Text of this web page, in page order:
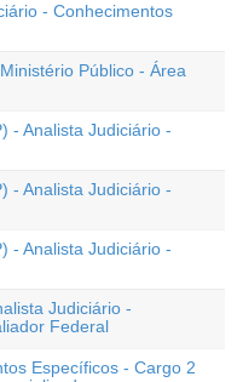
- Conhecimentos
Público - Área
- Analista Judiciário -
- Analista Judiciário -
- Analista Judiciário -
Judiciário -
Federal
Específicos - Cargo 2